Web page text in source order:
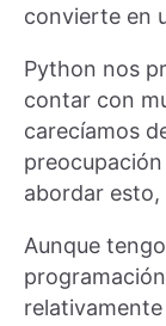
convierte en
Python nos
contar con
carecíamos
abordar
Aunque